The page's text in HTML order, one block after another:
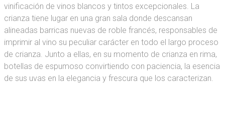
vinificación de vinos blancos y tintos excepcionales. La
crianza tiene lugar en una gran sala donde descansan
alineadas barricas nuevas de roble francés, responsables de
imprimir al vino su peculiar carácter en todo el largo proceso
de crianza. Junto a ellas, en su momento de crianza en rima,
botellas de espumoso convirtiendo con paciencia, la esencia
de sus uvas en la elegancia y frescura que los caracterizan.